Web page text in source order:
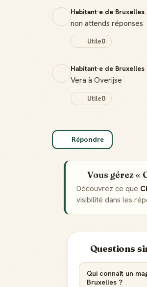
Habitant·e de Bruxelles
non attends réponses
Utile0
Habitant·e de Bruxelles
Vera à Overijse
Utile0
Répondre
Vous gérez «
Découvrez ce que
visibilité dans les
Questions
Qui connaît un
Bruxelles ?